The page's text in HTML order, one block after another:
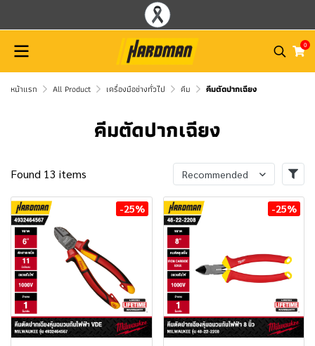
0
หน้าแรก All Product เครื่องมือช่างทั่วไป คีม คีมตัดปากเฉียง
คีมตัดปากเฉียง
Found 13 items Recommended
-25% -25%